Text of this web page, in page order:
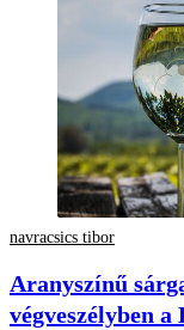
navracsics tibor
Aranyszínű
végveszélyben a